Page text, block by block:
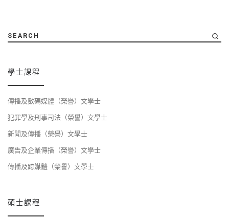
SEARCH
學士課程
傳播及數碼媒體（榮譽）文學士
犯罪學及刑事司法（榮譽）文學士
新聞及傳播（榮譽）文學士
廣告及企業傳播（榮譽）文學士
傳播及跨媒體（榮譽）文學士
碩士課程